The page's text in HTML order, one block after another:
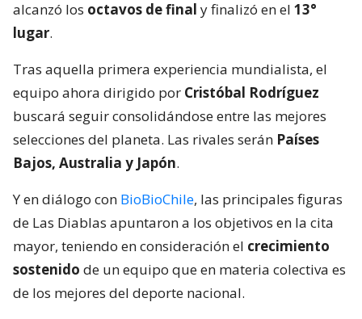
alcanzó los octavos de final y finalizó en el 13°
lugar.
Tras aquella primera experiencia mundialista, el
equipo ahora dirigido por Cristóbal Rodríguez
buscará seguir consolidándose entre las mejores
selecciones del planeta. Las rivales serán Países
Bajos, Australia y Japón.
Y en diálogo con BioBioChile, las principales figuras
de Las Diablas apuntaron a los objetivos en la cita
mayor, teniendo en consideración el crecimiento
sostenido de un equipo que en materia colectiva es
de los mejores del deporte nacional.